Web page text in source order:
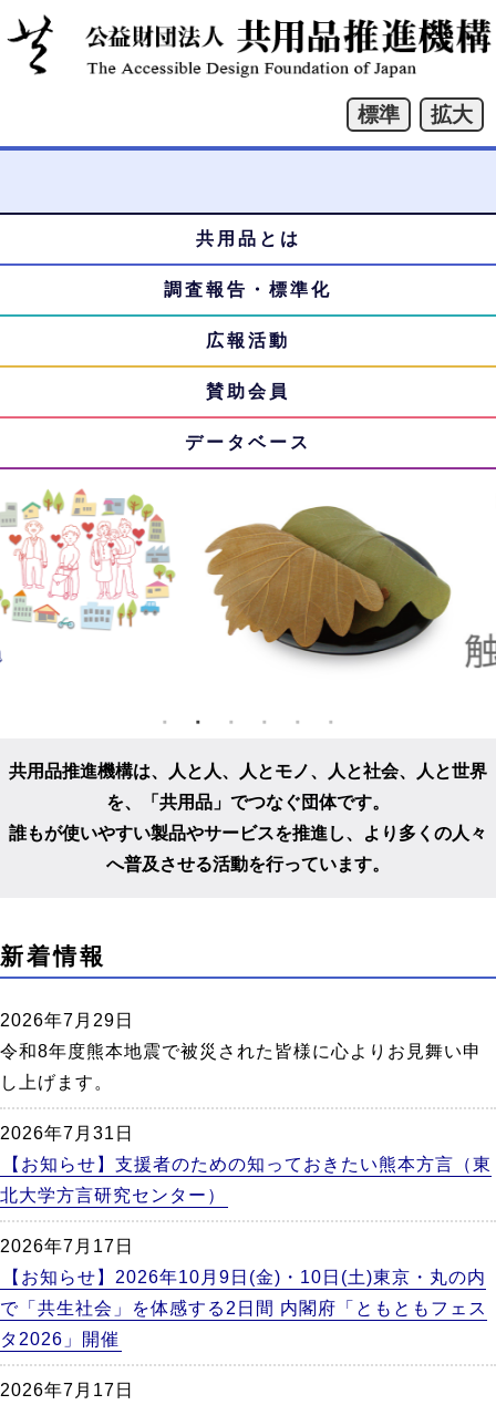
ャ
メ
ニ
ュ
ー
共用品とは
調査報告・標準化
広報活動
賛助会員
データベース
共用品推進機構は、人と人、人とモノ、人と社会、人と世界
を、
「共用品」でつなぐ団体です。
誰もが使いやすい製品やサービスを推進し、
より多くの人々
へ普及させる活動を行っています。
こ
こ
ら
新着情報
2026年7月29日
令和8年度熊本地震で被災された皆様に心よりお見舞い申
し上げます。
2026年7月31日
【お知らせ】支援者のための知っておきたい熊本方言（東
北大学方言研究センター）
2026年7月17日
【お知らせ】2026年10月9日(金)・10日(土)東京・丸の内
で「共生社会」を体感する2日間 内閣府「ともともフェス
タ2026」開催
2026年7月17日